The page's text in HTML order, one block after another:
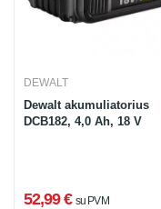
DEWALT
Dewalt akumuliatorius
DCB182, 4,0 Ah, 18 V
52,99 € su PVM